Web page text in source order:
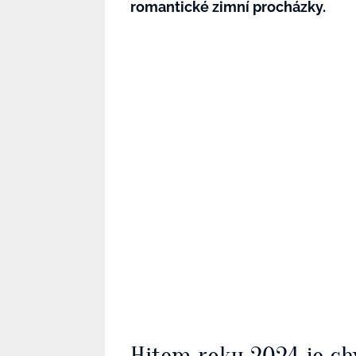
romantické zimní procházky.